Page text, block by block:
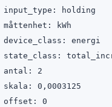
input_type: holding
måttenhet: kWh
device_class: energi
state_class:
antal: 2
skala: 0,0003125
offset: 0